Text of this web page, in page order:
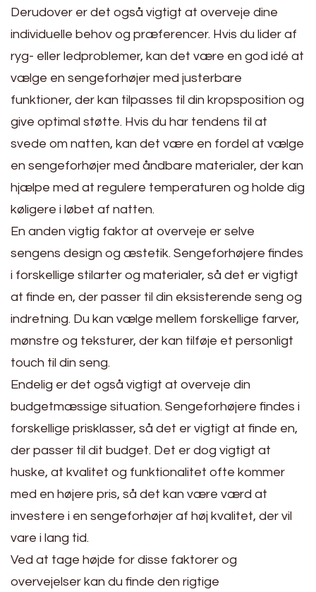
Derudover er det også vigtigt at overveje dine
individuelle behov og præferencer. Hvis du lider af
ryg- eller ledproblemer, kan det være en god idé at
vælge en sengeforhøjer med justerbare
funktioner, der kan tilpasses til din kropsposition og
give optimal støtte. Hvis du har tendens til at
svede om natten, kan det være en fordel at vælge
en sengeforhøjer med åndbare materialer, der kan
hjælpe med at regulere temperaturen og holde dig
køligere i løbet af natten.
En anden vigtig faktor at overveje er selve
sengens design og æstetik. Sengeforhøjere findes
i forskellige stilarter og materialer, så det er vigtigt
at finde en, der passer til din eksisterende seng og
indretning. Du kan vælge mellem forskellige farver,
mønstre og teksturer, der kan tilføje et personligt
touch til din seng.
Endelig er det også vigtigt at overveje din
budgetmæssige situation. Sengeforhøjere findes i
forskellige prisklasser, så det er vigtigt at finde en,
der passer til dit budget. Det er dog vigtigt at
huske, at kvalitet og funktionalitet ofte kommer
med en højere pris, så det kan være værd at
investere i en sengeforhøjer af høj kvalitet, der vil
vare i lang tid.
Ved at tage højde for disse faktorer og
overvejelser kan du finde den rigtige